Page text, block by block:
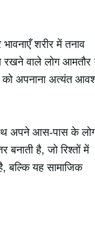
शरीर में तनाव
रखने वाले लोग आमतौर
को अपनाना अत्यंत
अपने आस-पास के
है, जो रिश्तों में
बल्कि यह सामाजिक